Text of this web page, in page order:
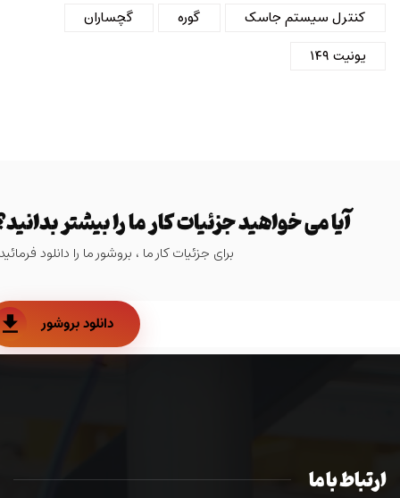
کنترل سیستم جاسک
گوره
گچساران
یونیت ۱۴۹
آیا می خواهید جزئیات کار ما را بیشتر
برای جزئیات کار ما ، بروشور ما را دانلود
دانلود بروشور
ارتباط با ما